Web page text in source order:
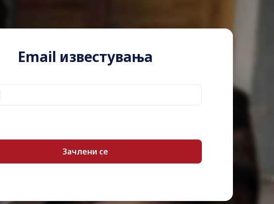
brand
LaserJet
Yield
High capacity
Up to 20000 pages
with
HP LaserJet Enterprise Flow MFP M528c,
MFP M528z
Email известувања